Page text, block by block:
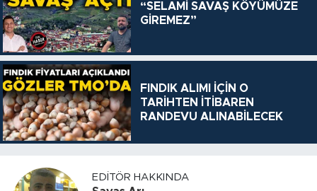
“SELAMİ SAVAŞ KÖYÜMÜZE
GİREMEZ”
FINDIK ALIMI İÇİN O
TARİHTEN İTİBAREN
RANDEVU ALINABİLECEK
EDITÖR HAKKINDA